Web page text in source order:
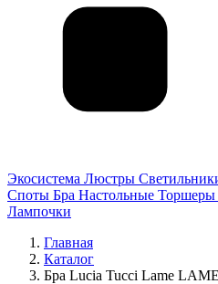
Экосистема Люстры
Споты Бра Настольные Торшеры
Лампочки
Главная
Каталог
Бра Lucia Tucci Lame